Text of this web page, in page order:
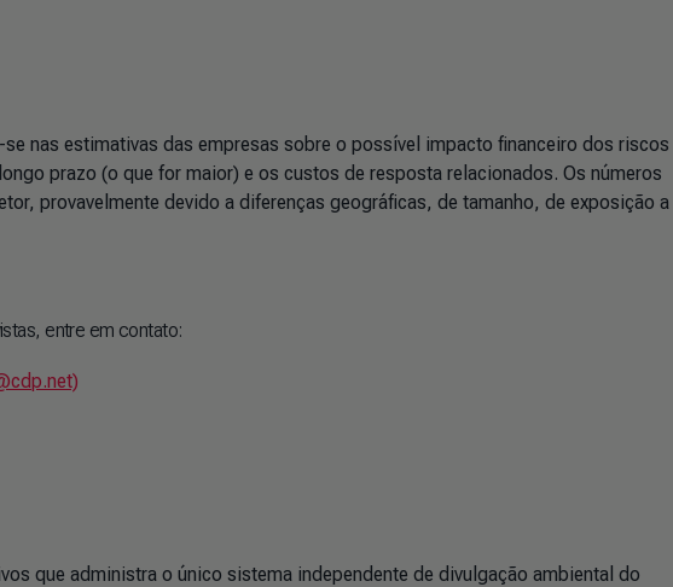
nas estimativas das empresas sobre o possível impacto financeiro dos riscos
prazo (o que for maior) e os custos de resposta relacionados. Os números
provavelmente devido a diferenças geográficas, de tamanho, de exposição a
entre em contato:
que administra o único sistema independente de divulgação ambiental do